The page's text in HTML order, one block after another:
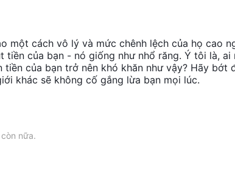
một cách vô lý và mức chênh lệch của họ cao
của bạn - nó giống như nhổ răng. Ý tôi là, ai
của bạn trở nên khó khăn như vậy? Hãy bớt
khác sẽ không cố gắng lừa bạn mọi lúc.
nữa.